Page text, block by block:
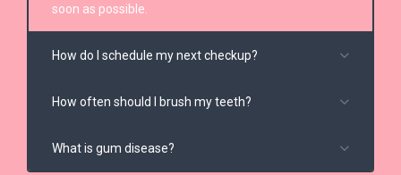
soon as possible.
How do I schedule my next checkup?
How often should I brush my teeth?
What is gum disease?